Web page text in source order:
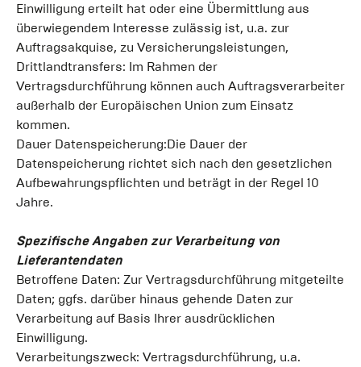
Einwilligung erteilt hat oder eine Übermittlung aus
überwiegendem Interesse zulässig ist, u.a. zur
Auftragsakquise, zu Versicherungsleistungen,
Drittlandtransfers: Im Rahmen der
Vertragsdurchführung können auch Auftragsverarbeiter
außerhalb der Europäischen Union zum Einsatz
kommen.
Dauer Datenspeicherung:Die Dauer der
Datenspeicherung richtet sich nach den gesetzlichen
Aufbewahrungspflichten und beträgt in der Regel 10
Jahre.
Spezifische Angaben zur Verarbeitung von
Lieferantendaten
Betroffene Daten: Zur Vertragsdurchführung mitgeteilte
Daten; ggfs. darüber hinaus gehende Daten zur
Verarbeitung auf Basis Ihrer ausdrücklichen
Einwilligung.
Verarbeitungszweck: Vertragsdurchführung, u.a.